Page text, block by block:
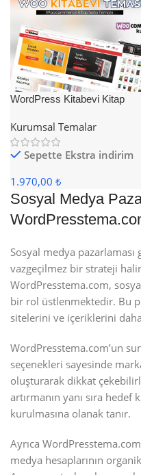
WordPress Kitabevi Kitap
Kurumsal Temalar
Sepette Ekstra indirim
1.970,00 ₺
Sosyal Medya
Sosyal medya
vazgeçilmez bir strateji
WordPresstema.com,
bir rol üstlenmektedir. Bu
sitelerini ve içeriklerini
WordPresstema.com’un
seçenekleri sayesinde
oluşturarak dikkat
artırmanın yanı sıra
kurulmasına olanak tanır.
Ayrıca
medya hesaplarının